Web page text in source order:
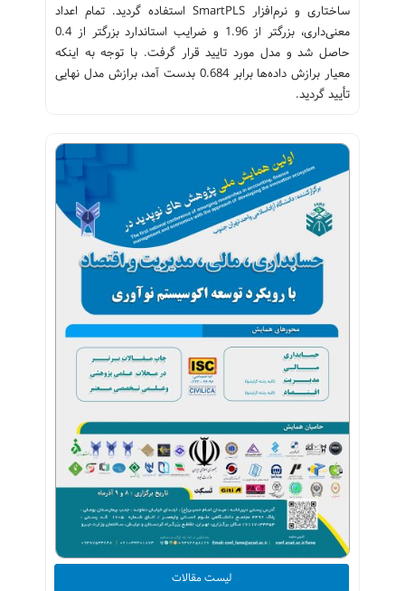
ساختاری و نرم‌افزار SmartPLS استفاده گردید. تمام اعداد
معنی‌داری، بزرگتر از 1.96 و ضرایب استاندارد بزرگتر از 0.4
حاصل شد و مدل ‌مورد تایید قرار گرفت. با توجه به اینکه
معیار برازش داده‌ها برابر 0.684 بدست آمد، برازش مدل نهایی
تأیید گردید.
لیست مقالات